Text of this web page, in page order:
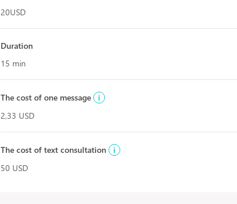
20USD
Duration
15 min
The cost of one message
i
2,33 USD
The cost of text consultation
i
50 USD